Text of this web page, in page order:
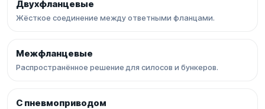
Двухфланцевые
Жёсткое соединение между ответными фланцами.
Межфланцевые
Распространённое решение для силосов и бункеров.
С пневмоприводом